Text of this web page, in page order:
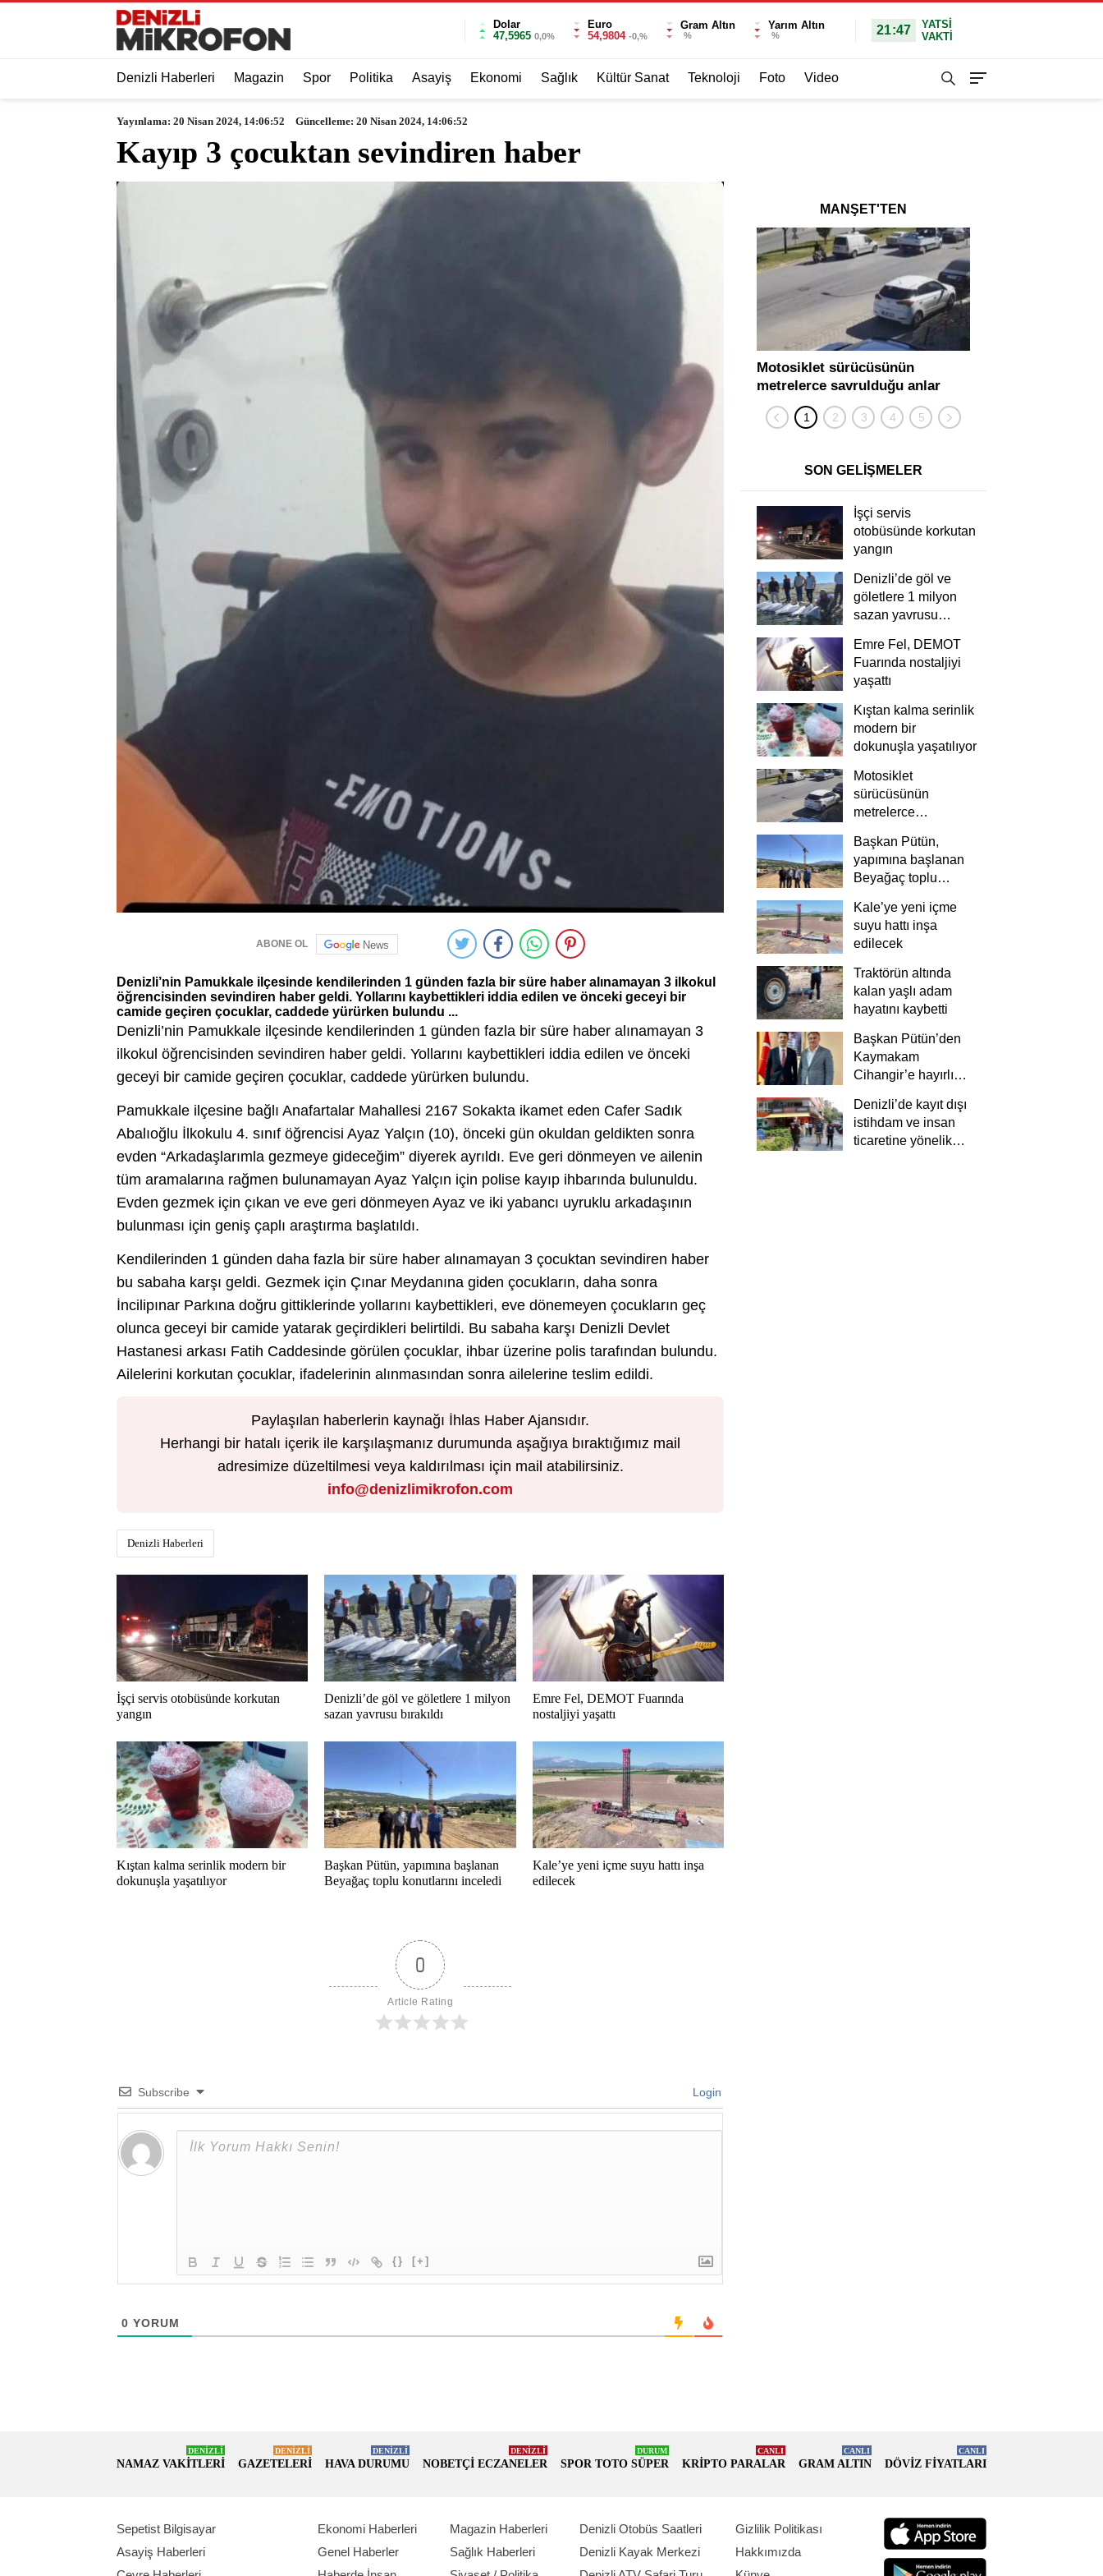
Dolar
47,5965 0,0%
Euro
54,9804 -0,%
Gram Altın
%
Yarım Altın
% 21:47
YATSI
VAKTİ
Denizli Haberleri Magazin Spor Politika Asayiş Ekonomi Sağlık Kültür Sanat Teknoloji Foto Video
Yayınlama: 20 Nisan 2024, 14:06:52 Güncelleme: 20 Nisan 2024, 14:06:52
Kayıp 3 çocuktan sevindiren haber
ABONE OL News
Denizli’nin Pamukkale ilçesinde kendilerinden 1 günden fazla bir süre haber alınamayan 3 ilkokul
öğrencisinden sevindiren haber geldi. Yollarını kaybettikleri iddia edilen ve önceki geceyi bir
camide geçiren çocuklar, caddede yürürken bulundu ...
Denizli’nin Pamukkale ilçesinde kendilerinden 1 günden fazla bir süre haber alınamayan 3
ilkokul öğrencisinden sevindiren haber geldi. Yollarını kaybettikleri iddia edilen ve önceki
geceyi bir camide geçiren çocuklar, caddede yürürken bulundu.
Pamukkale ilçesine bağlı Anafartalar Mahallesi 2167 Sokakta ikamet eden Cafer Sadık
Abalıoğlu İlkokulu 4. sınıf öğrencisi Ayaz Yalçın (10), önceki gün okuldan geldikten sonra
evden “Arkadaşlarımla gezmeye gideceğim” diyerek ayrıldı. Eve geri dönmeyen ve ailenin
tüm aramalarına rağmen bulunamayan Ayaz Yalçın için polise kayıp ihbarında bulunuldu.
Evden gezmek için çıkan ve eve geri dönmeyen Ayaz ve iki yabancı uyruklu arkadaşının
bulunması için geniş çaplı araştırma başlatıldı.
Kendilerinden 1 günden daha fazla bir süre haber alınamayan 3 çocuktan sevindiren haber
bu sabaha karşı geldi. Gezmek için Çınar Meydanına giden çocukların, daha sonra
İncilipınar Parkına doğru gittiklerinde yollarını kaybettikleri, eve dönemeyen çocukların geç
olunca geceyi bir camide yatarak geçirdikleri belirtildi. Bu sabaha karşı Denizli Devlet
Hastanesi arkası Fatih Caddesinde görülen çocuklar, ihbar üzerine polis tarafından bulundu.
Ailelerini korkutan çocuklar, ifadelerinin alınmasından sonra ailelerine teslim edildi.
Paylaşılan haberlerin kaynağı İhlas Haber Ajansıdır.
Herhangi bir hatalı içerik ile karşılaşmanız durumunda aşağıya bıraktığımız mail
adresimize düzeltilmesi veya kaldırılması için mail atabilirsiniz.
info@denizlimikrofon.com
Denizli Haberleri
İşçi servis otobüsünde korkutan
yangın
Denizli’de göl ve göletlere 1 milyon
sazan yavrusu bırakıldı
Emre Fel, DEMOT Fuarında
nostaljiyi yaşattı
Kıştan kalma serinlik modern bir
dokunuşla yaşatılıyor
Başkan Pütün, yapımına başlanan
Beyağaç toplu konutlarını inceledi
Kale’ye yeni içme suyu hattı inşa
edilecek
0
Article Rating
Subscribe Login
{} [+]
0 YORUM
MANŞET'TEN
Motosiklet sürücüsünün
metrelerce savrulduğu anlar
güvenlik kamerasında
SON GELİŞMELER
İşçi servis
otobüsünde korkutan
yangın
Denizli’de göl ve
göletlere 1 milyon
sazan yavrusu
Emre Fel, DEMOT
Fuarında nostaljiyi
yaşattı
Kıştan kalma serinlik
modern bir
dokunuşla yaşatılıyor
Motosiklet
sürücüsünün
metrelerce
güvenlik
kamerasında
Başkan Pütün,
yapımına başlanan
Beyağaç toplu
Kale’ye yeni içme
suyu hattı inşa
edilecek
Traktörün altında
kalan yaşlı adam
hayatını kaybetti
Başkan Pütün’den
Kaymakam
Cihangir’e hayırlı
Denizli’de kayıt dışı
istihdam ve insan
ticaretine yönelik
NAMAZ VAKİTLERİ
DENİZLİ
GAZETELERİ
DENİZLİ
HAVA DURUMU
DENİZLİ
NOBETÇİ ECZANELER
DENİZLİ
SPOR TOTO SÜPER
DURUM
KRİPTO PARALAR
CANLI
GRAM ALTIN
CANLI
DÖVİZ FİYATLARI
CANLI
Sepetist Bilgisayar
Asayiş Haberleri
Ekonomi Haberleri
Genel Haberler
Magazin Haberleri
Sağlık Haberleri
Denizli Otobüs Saatleri
Denizli Kayak Merkezi
Gizlilik Politikası
Hakkımızda